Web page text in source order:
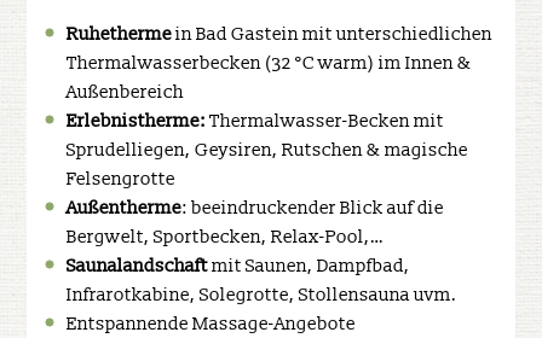
Ruhethermein Bad Gastein mit unterschiedlichen
Thermalwasserbecken (32 °C warm) im Innen &
Außenbereich
Erlebnistherme: Thermalwasser-Becken mit
Sprudelliegen,Geysiren, Rutschen & magische
Felsengrotte
Außentherme: beeindruckender Blick auf die
Bergwelt, Sportbecken, Relax-Pool,…
Saunalandschaftmit Saunen, Dampfbad,
Infrarotkabine, Solegrotte, Stollensauna uvm.
Entspannende Massage-Angebote